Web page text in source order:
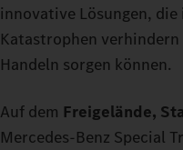
innovative Lösungen,
Katastrophen
Handeln sorgen können.
Auf dem Freigelände,
Mercedes‑Benz Special